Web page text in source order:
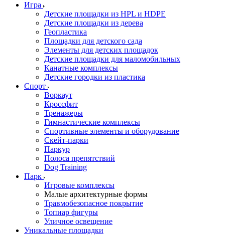
Игра
Детские площадки из HPL и HDPE
Детские площадки из дерева
Геопластика
Площадки для детского сада
Элементы для детских площадок
Детские площадки для маломобильных
Канатные комплексы
Детские городки из пластика
Спорт
Воркаут
Кроссфит
Тренажеры
Гимнастические комплексы
Спортивные элементы и оборудование
Скейт-парки
Паркур
Полоса препятствий
Dog Training
Парк
Игровые комплексы
Малые архитектурные формы
Травмобезопасное покрытие
Топиар фигуры
Уличное освещение
Уникальные площадки